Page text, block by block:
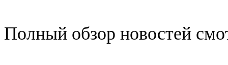
Полный обзор новостей